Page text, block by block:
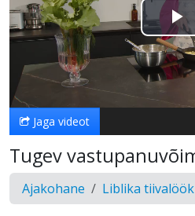
Jaga videot
Tugev
Ajakohane Liblika tiivalöök